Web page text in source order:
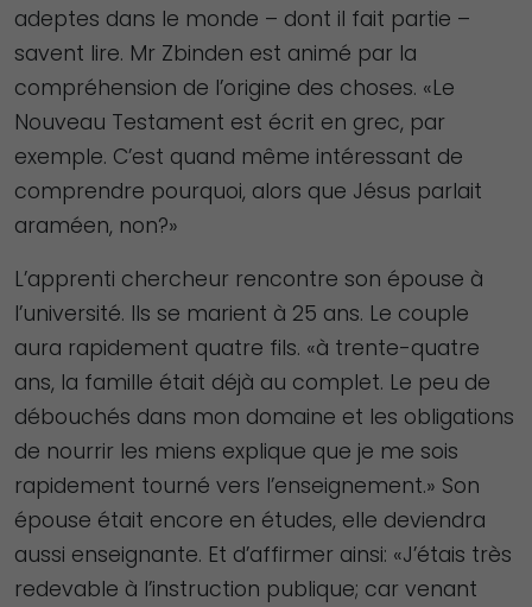
adeptes dans le monde – dont il fait partie –
savent lire. Mr Zbinden est animé par la
compréhension de l’origine des choses. «Le
Nouveau Testament est écrit en grec, par
exemple. C’est quand même intéressant de
comprendre pourquoi, alors que Jésus parlait
araméen, non?»
L’apprenti chercheur rencontre son épouse à
l’université. Ils se marient à 25 ans. Le couple
aura rapidement quatre fils. «à trente-quatre
ans, la famille était déjà au complet. Le peu de
débouchés dans mon domaine et les obligations
de nourrir les miens explique que je me sois
rapidement tourné vers l’enseignement.» Son
épouse était encore en études, elle deviendra
aussi enseignante. Et d’affirmer ainsi: «J’étais très
redevable à l’instruction publique; car venant